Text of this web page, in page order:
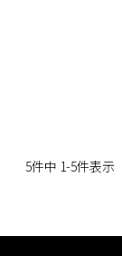
5件中 1-5件表示